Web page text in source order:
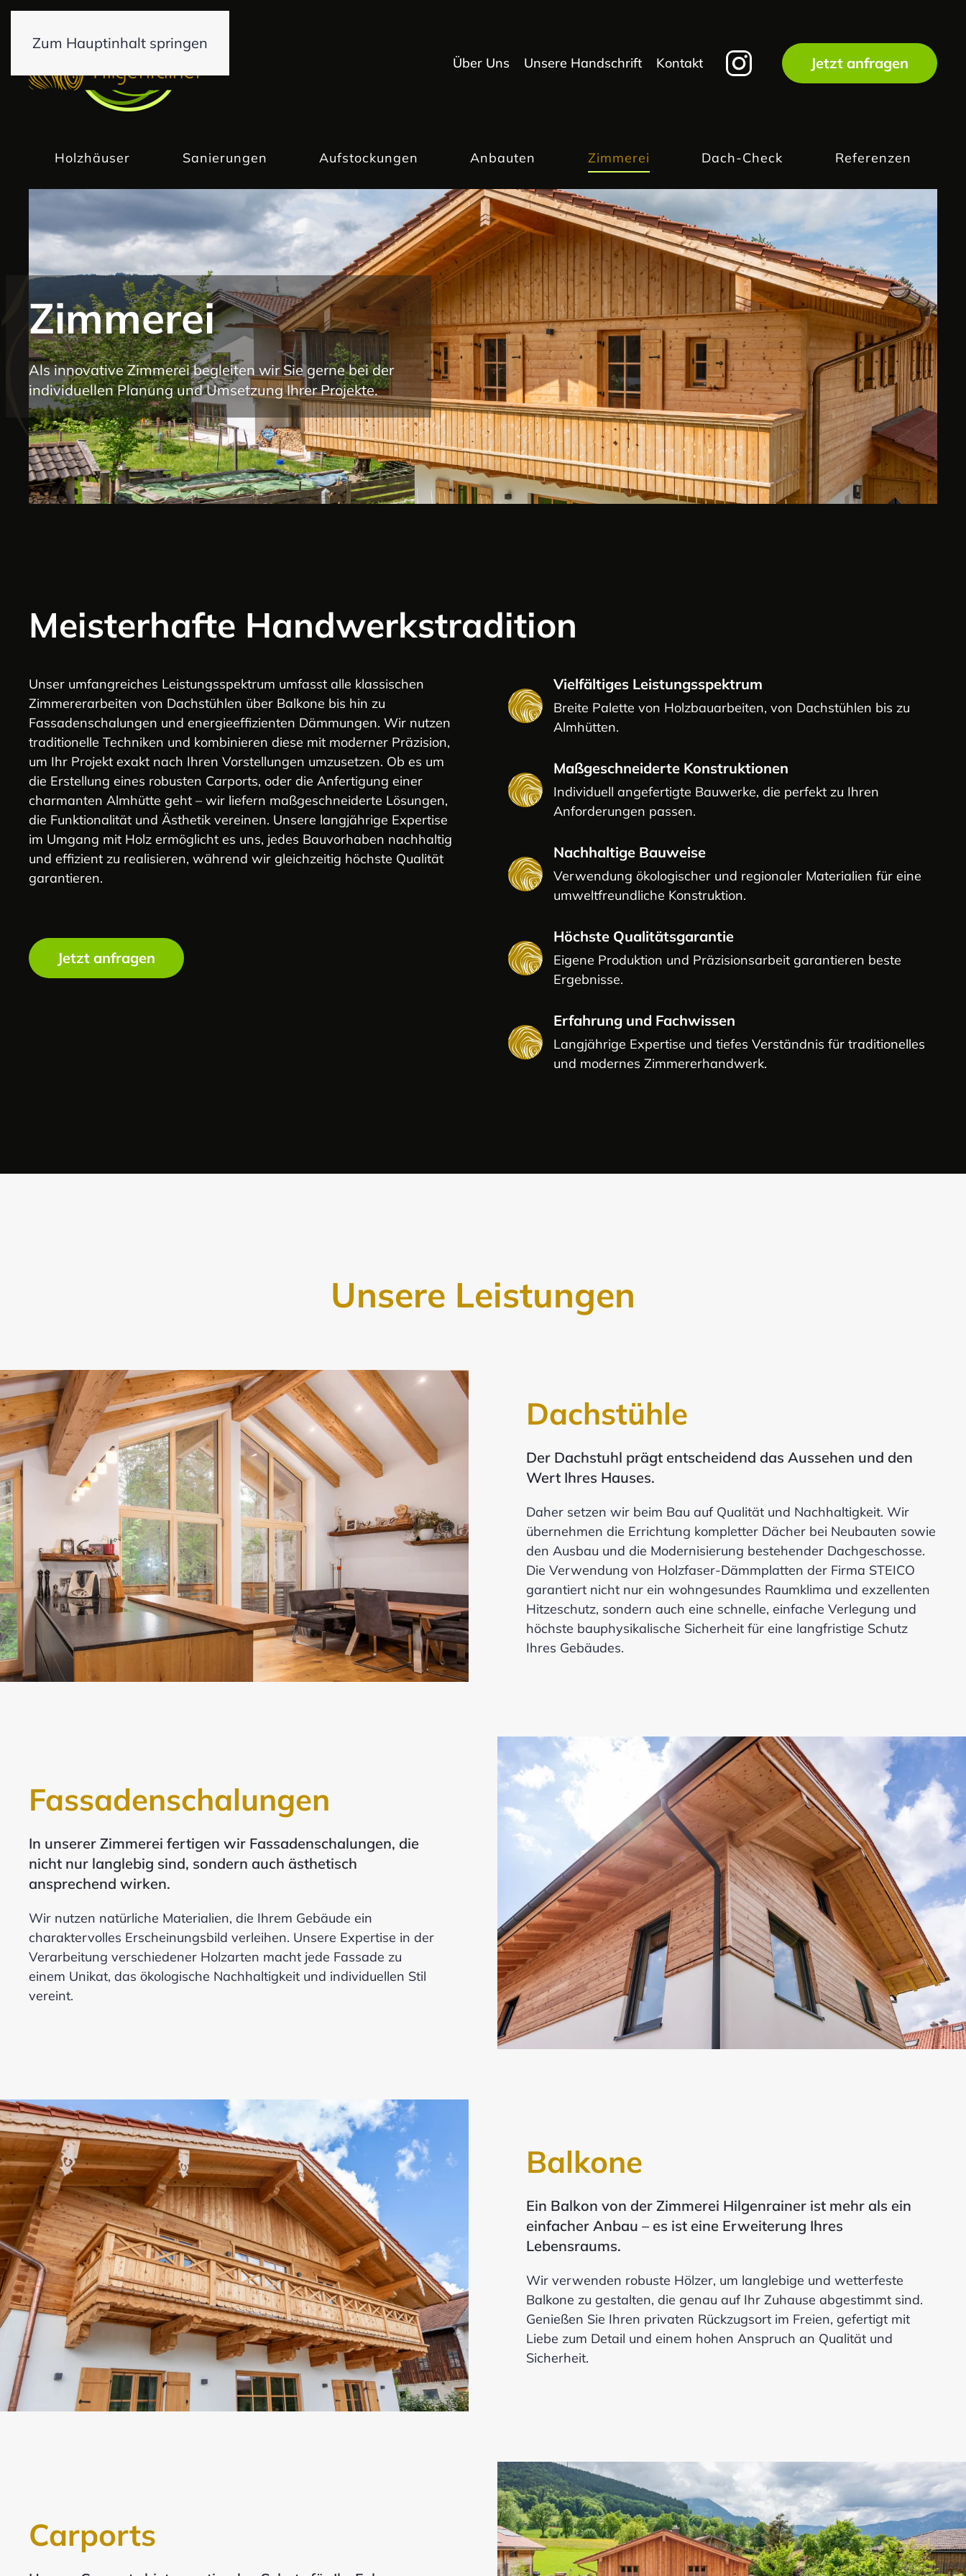
Zum Hauptinhalt springen
Über Uns Unsere Handschrift Kontakt Jetzt anfragen
Holzhäuser Sanierungen Aufstockungen Anbauten Zimmerei Dach-Check Referenzen
Zimmerei
Als innovative Zimmerei begleiten wir Sie gerne bei der
individuellen Planung und Umsetzung Ihrer Projekte.
Meisterhafte Handwerkstradition
Unser umfangreiches Leistungsspektrum umfasst alle klassischen
Zimmererarbeiten von Dachstühlen über Balkone bis hin zu
Fassadenschalungen und energieeffizienten Dämmungen. Wir nutzen
traditionelle Techniken und kombinieren diese mit moderner Präzision,
um Ihr Projekt exakt nach Ihren Vorstellungen umzusetzen. Ob es um
die Erstellung eines robusten Carports, oder die Anfertigung einer
charmanten Almhütte geht – wir liefern maßgeschneiderte Lösungen,
die Funktionalität und Ästhetik vereinen. Unsere langjährige Expertise
im Umgang mit Holz ermöglicht es uns, jedes Bauvorhaben nachhaltig
und effizient zu realisieren, während wir gleichzeitig höchste Qualität
garantieren.
Jetzt anfragen
Vielfältiges Leistungsspektrum
Breite Palette von Holzbauarbeiten, von Dachstühlen bis zu
Almhütten.
Maßgeschneiderte Konstruktionen
Individuell angefertigte Bauwerke, die perfekt zu Ihren
Anforderungen passen.
Nachhaltige Bauweise
Verwendung ökologischer und regionaler Materialien für eine
umweltfreundliche Konstruktion.
Höchste Qualitätsgarantie
Eigene Produktion und Präzisionsarbeit garantieren beste
Ergebnisse.
Erfahrung und Fachwissen
Langjährige Expertise und tiefes Verständnis für traditionelles
und modernes Zimmererhandwerk.
Unsere Leistungen
Dachstühle
Der Dachstuhl prägt entscheidend das Aussehen und den
Wert Ihres Hauses.
Daher setzen wir beim Bau auf Qualität und Nachhaltigkeit. Wir
übernehmen die Errichtung kompletter Dächer bei Neubauten sowie
den Ausbau und die Modernisierung bestehender Dachgeschosse.
Die Verwendung von Holzfaser-Dämmplatten der Firma STEICO
garantiert nicht nur ein wohngesundes Raumklima und exzellenten
Hitzeschutz, sondern auch eine schnelle, einfache Verlegung und
höchste bauphysikalische Sicherheit für eine langfristige Schutz
Ihres Gebäudes.
Fassadenschalungen
In unserer Zimmerei fertigen wir Fassadenschalungen, die
nicht nur langlebig sind, sondern auch ästhetisch
ansprechend wirken.
Wir nutzen natürliche Materialien, die Ihrem Gebäude ein
charaktervolles Erscheinungsbild verleihen. Unsere Expertise in der
Verarbeitung verschiedener Holzarten macht jede Fassade zu
einem Unikat, das ökologische Nachhaltigkeit und individuellen Stil
vereint.
Balkone
Ein Balkon von der Zimmerei Hilgenrainer ist mehr als ein
einfacher Anbau – es ist eine Erweiterung Ihres
Lebensraums.
Wir verwenden robuste Hölzer, um langlebige und wetterfeste
Balkone zu gestalten, die genau auf Ihr Zuhause abgestimmt sind.
Genießen Sie Ihren privaten Rückzugsort im Freien, gefertigt mit
Liebe zum Detail und einem hohen Anspruch an Qualität und
Sicherheit.
Carports